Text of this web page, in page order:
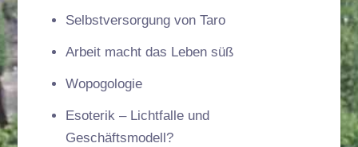
Selbstversorgung von Taro
Arbeit macht das Leben süß
Wopogologie
Esoterik – Lichtfalle und
Geschäftsmodell?